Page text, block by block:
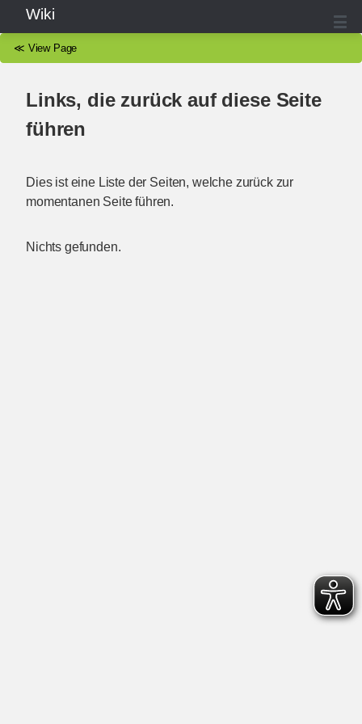
Wiki
≪ View Page
Links, die zurück auf diese Seite
führen
Dies ist eine Liste der Seiten, welche zurück zur
momentanen Seite führen.
Nichts gefunden.